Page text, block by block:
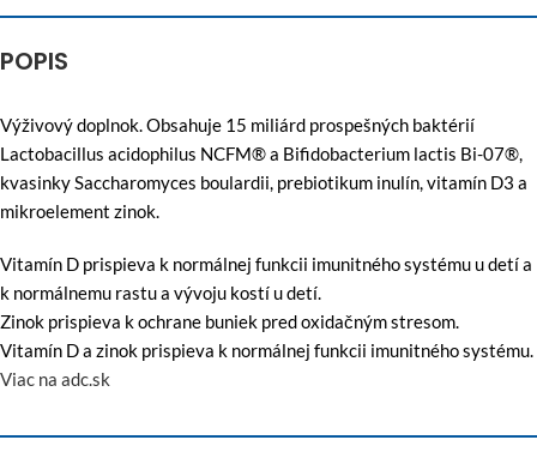
POPIS
Výživový doplnok. Obsahuje 15 miliárd prospešných baktérií
Lactobacillus acidophilus NCFM® a Bifidobacterium lactis Bi-07®,
kvasinky Saccharomyces boulardii, prebiotikum inulín, vitamín D3 a
mikroelement zinok.
Vitamín D prispieva k normálnej funkcii imunitného systému u detí a
k normálnemu rastu a vývoju kostí u detí.
Zinok prispieva k ochrane buniek pred oxidačným stresom.
Vitamín D a zinok prispieva k normálnej funkcii imunitného systému.
Viac na adc.sk